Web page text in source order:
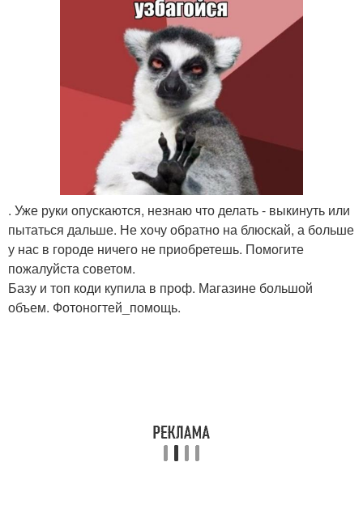
. Уже руки опускаются, незнаю что делать - выкинуть или
пытаться дальше. Не хочу обратно на блюскай, а больше
у нас в городе ничего не приобретешь. Помогите
пожалуйста советом.
Базу и топ коди купила в проф. Магазине большой
объем. Фотоногтей_помощь.